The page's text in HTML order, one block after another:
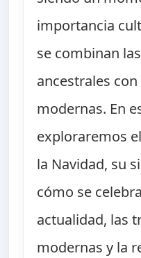
importancia
se combinan
ancestrales
modernas. En
exploraremos
la Navidad, su
cómo se
actualidad, las
modernas y la